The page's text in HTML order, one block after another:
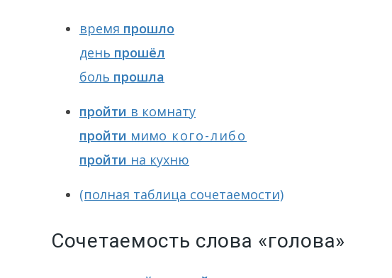
время прошло
день прошёл
боль прошла
пройти в комнату
пройти мимо кого-либо
пройти на кухню
(полная таблица сочетаемости)
Сочетаемость слова «голова»